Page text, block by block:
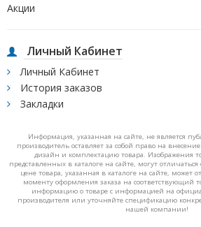
Акции
Личный Кабинет
Личный Кабинет
История заказов
Закладки
Информация, указанная на сайте, не является
производитель оставляет за собой право на
дизайн и комплектацию товара. Изображения
представленных в каталоге на сайте, могут
цене товара, указанная в каталоге на сайте, может
моменту оформления заказа на соответствующий
информацию о товаре с информацией на
производителя или уточняйте спецификацию
нашей компании!